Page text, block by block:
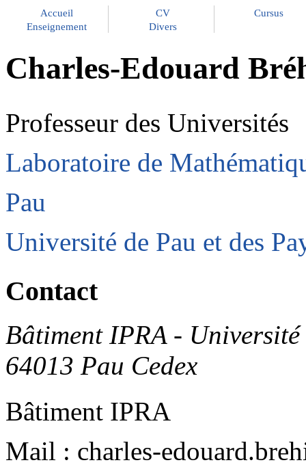
Accueil CV
Cursus
Enseignement
Divers
Charles-Edouard
Professeur des Universités
Laboratoire de
Pau
Université de Pau et des
Contact
Bâtiment IPRA -
64013 Pau Cedex
Bâtiment IPRA
Mail : charles-